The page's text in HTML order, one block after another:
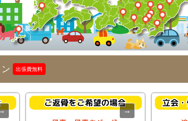
ン 出張費無料